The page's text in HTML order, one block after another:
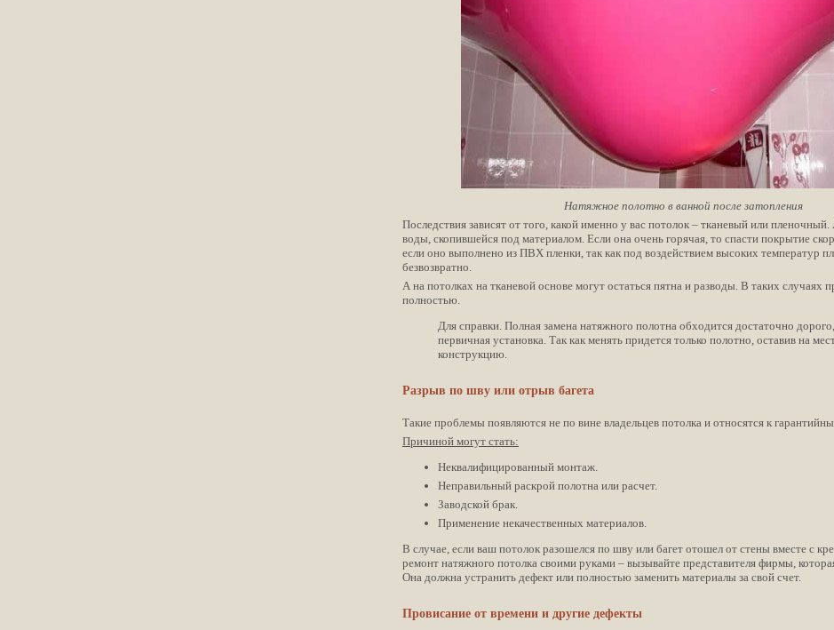
Натяжное полотно в ванной после затопления
Последствия зависят от того, какой именно у вас потолок – тканевый или
воды, скопившейся под материалом. Если она очень горячая, то спасти покрытие
если оно выполнено из ПВХ пленки, так как под воздействием высоких температур
безвозвратно.
А на потолках на тканевой основе могут остаться пятна и разводы. В таких случаях
полностью.
Для справки. Полная замена натяжного полотна обходится достаточно
первичная установка. Так как менять придется только полотно, оставив на
конструкцию.
Разрыв по шву или отрыв багета
Такие проблемы появляются не по вине владельцев потолка и относятся к
Причиной могут стать:
Неквалифицированный монтаж.
Неправильный раскрой полотна или расчет.
Заводской брак.
Применение некачественных материалов.
В случае, если ваш потолок разошелся по шву или багет отошел от стены вместе с
ремонт натяжного потолка своими руками – вызывайте представителя фирмы,
Она должна устранить дефект или полностью заменить материалы за свой счет.
Провисание от времени и другие дефекты